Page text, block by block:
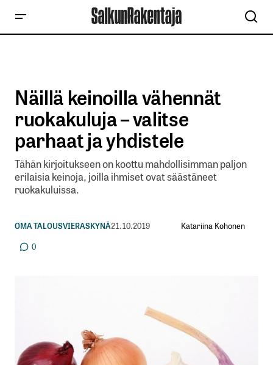
Näillä keinoilla vähennät
ruokakuluja – valitse
parhaat ja yhdistele
Tähän kirjoitukseen on koottu mahdollisimman paljon
erilaisia keinoja, joilla ihmiset ovat säästäneet
ruokakuluissa.
OMA TALOUSVIERASKYNÄ21.10.2019
Katariina Kohonen
0